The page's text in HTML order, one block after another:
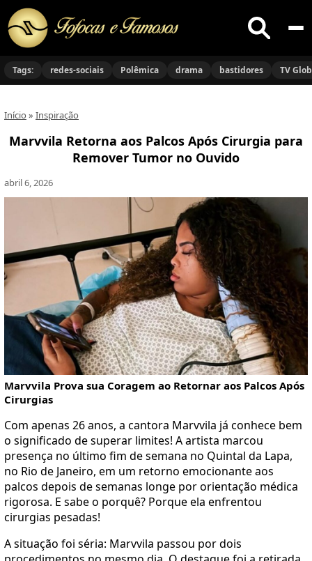
Buscar
no
Tags: redes-sociais Polêmica drama bastidores TV
Início » Inspiração
Marvvila Retorna aos Palcos Após Cirurgia para
Remover Tumor no Ouvido
abril 6, 2026
Marvvila Prova sua Coragem ao Retornar aos Palcos Após
Cirurgias
Com apenas 26 anos, a cantora Marvvila já conhece bem
o significado de superar limites! A artista marcou
presença no último fim de semana no Quintal da Lapa,
no Rio de Janeiro, em um retorno emocionante aos
palcos depois de semanas longe por orientação médica
rigorosa. E sabe o porquê? Porque ela enfrentou
cirurgias pesadas!
A situação foi séria: Marvvila passou por dois